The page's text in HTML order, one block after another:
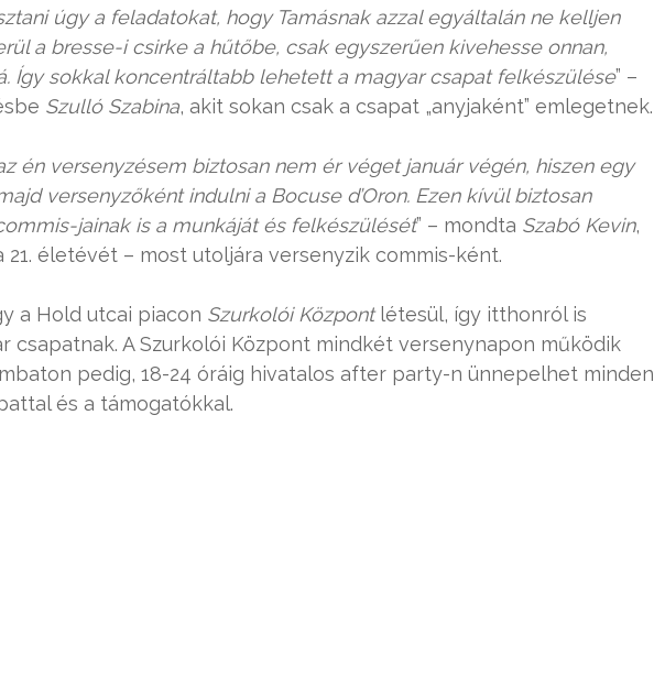
úgy a feladatokat, hogy Tamásnak azzal egyáltalán ne kelljen
a bresse-i csirke a hűtőbe, csak egyszerűen kivehesse onnan,
Így sokkal koncentráltabb lehetett a magyar csapat felkészülése” –
Szulló Szabina, akit sokan csak a csapat „anyjaként” emlegetnek.
én versenyzésem biztosan nem ér véget január végén, hiszen egy
versenyzőként indulni a Bocuse d’Oron. Ezen kívül biztosan
jainak is a munkáját és felkészülését” – mondta Szabó Kevin,
életévét – most utoljára versenyzik commis-ként.
a Hold utcai piacon Szurkolói Központlétesül, így itthonról is
csapatnak. A Szurkolói Központ mindkét versenynapon működik
pedig, 18-24 óráig hivatalos after party-n ünnepelhet minden
és a támogatókkal.